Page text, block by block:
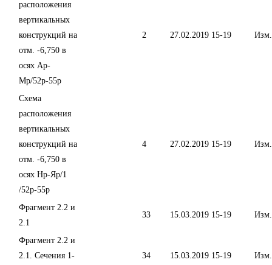
расположения
вертикальных
конструкций на
отм. -6,750 в
осях Ар-
Мр/52р-55р
2 27.02.2019 15-19
Схема
расположения
вертикальных
конструкций на
отм. -6,750 в
осях Нр-Яр/1
/52р-55р
4 27.02.2019 15-19
Фрагмент 2.2 и
2.1
33 15.03.2019 15-19
Фрагмент 2.2 и
2.1. Сечения 1-
34 15.03.2019 15-19